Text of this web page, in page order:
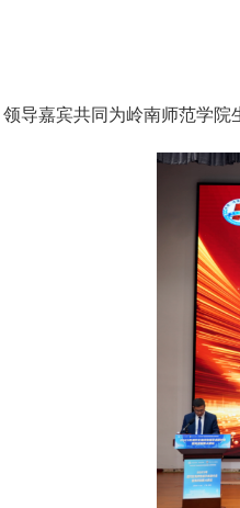
嘉宾共同为岭南师范学院